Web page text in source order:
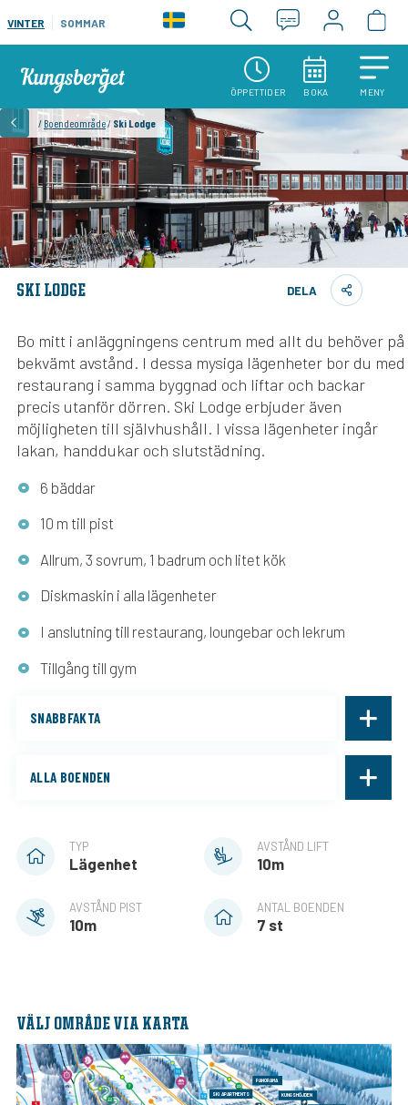
ÖPPETTIDER BOKA MENY
/ Boendeområde/ Ski Lodge
VINTER SOMMAR
SKI LODGE DELA
Bo mitt i anläggningens centrum med allt du behöver på
bekvämt avstånd. I dessa mysiga lägenheter bor du med
restaurang i samma byggnad och liftar och backar
precis utanför dörren. Ski Lodge erbjuder även
möjligheten till självhushåll. I vissa lägenheter ingår
lakan, handdukar och slutstädning.
6 bäddar
10 m till pist
Allrum, 3 sovrum, 1 badrum och litet kök
Diskmaskin i alla lägenheter
I anslutning till restaurang, loungebar och lekrum
Tillgång till gym
SNABBFAKTA
ALLA BOENDEN
TYP
Lägenhet
AVSTÅND LIFT
10m
AVSTÅND PIST
10m
ANTAL BOENDEN
7 st
VÄLJ OMRÅDE VIA KARTA
SKI APARTMENTS KUNGSHÖJDEN
PANORAMA